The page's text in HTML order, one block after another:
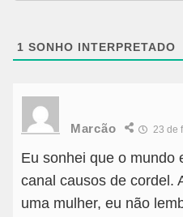
1 SONHO INTERPRETADO
Marcão 23 de
Eu sonhei que o mundo
canal causos de cordel.
uma mulher, eu não